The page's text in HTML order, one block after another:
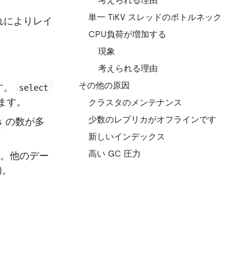
よりレイ
select
。
の数が多
他のデー
単一 TiKV スレッドのボトルネック
CPU負荷が増加する
現象
考えられる理由
その他の原因
クラスタのメンテナンス
少数のレプリカがオフラインです
新しいインデックス
高い GC 圧力